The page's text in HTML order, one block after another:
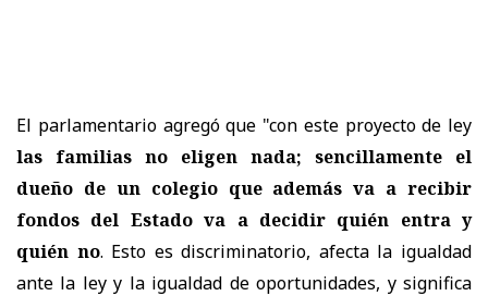
El parlamentario agregó que "con este proyecto de ley
las familias no eligen nada; sencillamente el
dueño de un colegio que además va a recibir
fondos del Estado va a decidir quién entra y
quién no. Esto es discriminatorio, afecta la igualdad
ante la ley y la igualdad de oportunidades, y significa